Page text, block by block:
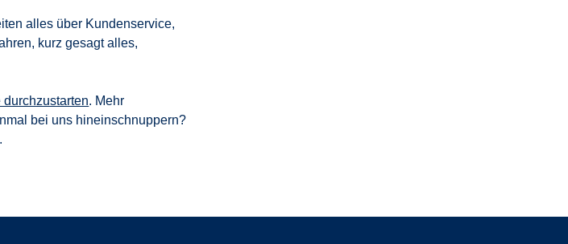
alles über Kundenservice,
kurz gesagt alles,
. Mehr
bei uns hineinschnuppern?